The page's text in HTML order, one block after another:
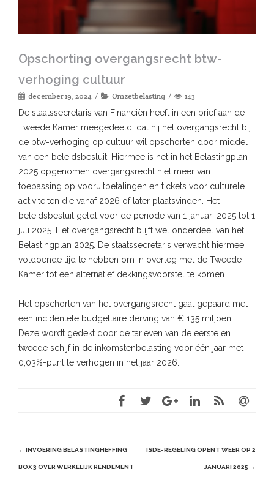
Opschorting overgangsrecht btw-
verhoging cultuur
december 19, 2024 Omzetbelasting 143
De staatssecretaris van Financiën heeft in een brief aan de
Tweede Kamer meegedeeld, dat hij het overgangsrecht bij
de btw-verhoging op cultuur wil opschorten door middel
van een beleidsbesluit. Hiermee is het in het Belastingplan
2025 opgenomen overgangsrecht niet meer van
toepassing op vooruitbetalingen en tickets voor culturele
activiteiten die vanaf 2026 of later plaatsvinden. Het
beleidsbesluit geldt voor de periode van 1 januari 2025 tot 1
juli 2025. Het overgangsrecht blijft wel onderdeel van het
Belastingplan 2025. De staatssecretaris verwacht hiermee
voldoende tijd te hebben om in overleg met de Tweede
Kamer tot een alternatief dekkingsvoorstel te komen.
Het opschorten van het overgangsrecht gaat gepaard met
een incidentele budgettaire derving van € 135 miljoen.
Deze wordt gedekt door de tarieven van de eerste en
tweede schijf in de inkomstenbelasting voor één jaar met
0,03%-punt te verhogen in het jaar 2026.
Post
navigation
← INVOERING BELASTINGHEFFING
BOX 3 OVER WERKELIJK RENDEMENT
ISDE-REGELING OPENT WEER OP 2
JANUARI 2025 →